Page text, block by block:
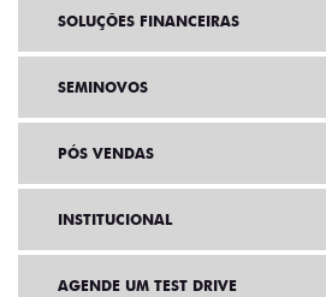
SOLUÇÕES FINANCEIRAS
SEMINOVOS
PÓS VENDAS
INSTITUCIONAL
AGENDE UM TEST DRIVE